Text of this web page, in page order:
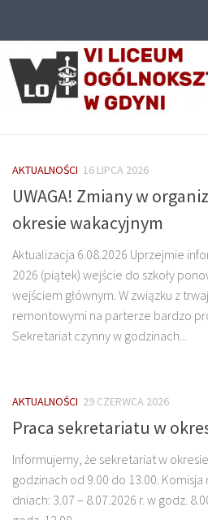
AKTUALNOŚCI 16 LIPCA 2026
UWAGA! Zmiany w
okresie wakacyjnym
Aktualizacja 6.08.2026 Uprzejmie
2026 (piątek) wejście do szkoły
wejściem głównym. W związku z
remontowymi na parterze bardzo
Sekretariat czynny w godzinach...
AKTUALNOŚCI 29 CZERWCA 2026
Praca sekretariatu w
Informujemy, że sekretariat w
godzinach od 9.00 do 13.00.
dniach: 3.07 – 8.07.2026 r. w godz.